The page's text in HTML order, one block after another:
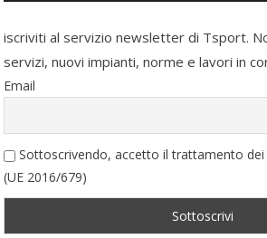
iscriviti al servizio newsletter di Tsport.
servizi, nuovi impianti, norme e lavori in
Email
Sottoscrivendo, accetto il trattamento dei
(UE 2016/679)